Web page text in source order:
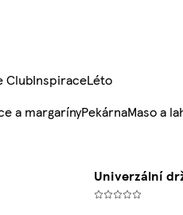
ClubInspiraceLéto
a margarínyPekárnaMaso a
Univerzální